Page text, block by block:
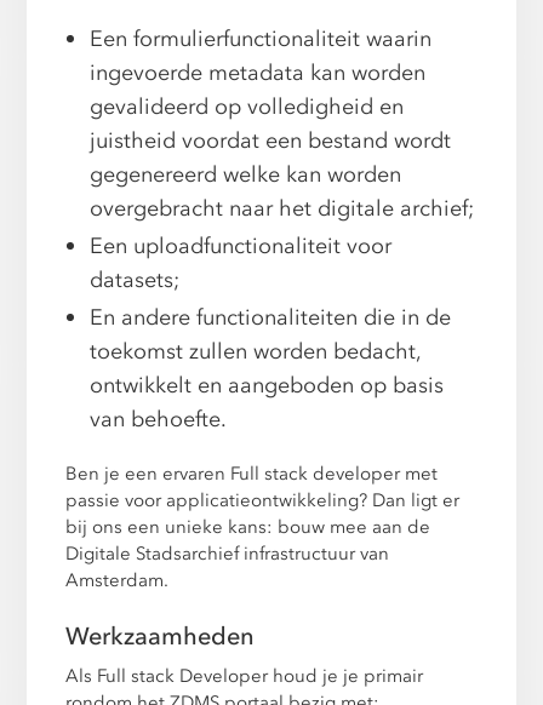
Een formulierfunctionaliteit waarin
ingevoerde metadata kan worden
gevalideerd op volledigheid en
juistheid voordat een bestand wordt
gegenereerd welke kan worden
overgebracht naar het digitale archief;
Een uploadfunctionaliteit voor
datasets;
En andere functionaliteiten die in de
toekomst zullen worden bedacht,
ontwikkelt en aangeboden op basis
van behoefte.
Ben je een ervaren Full stack developer met
passie voor applicatieontwikkeling? Dan ligt er
bij ons een unieke kans: bouw mee aan de
Digitale Stadsarchief infrastructuur van
Amsterdam.
Werkzaamheden
Als Full stack Developer houd je je primair